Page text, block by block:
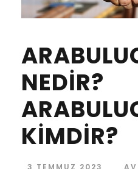
NEDİR?
KİMDİR?